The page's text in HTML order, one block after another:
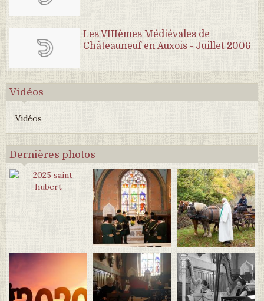
Les VIIIèmes Médiévales de
Châteauneuf en Auxois - Juillet 2006
Vidéos
Vidéos
Dernières photos